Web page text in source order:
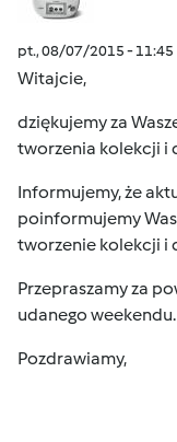
pt., 08/07/2015 - 11:45
Witajcie,
dziękujemy za
tworzenia kolekcji i
Informujemy, że
poinformujemy
tworzenie kolekcji i
Przepraszamy za
udanego weekendu.
Pozdrawiamy,